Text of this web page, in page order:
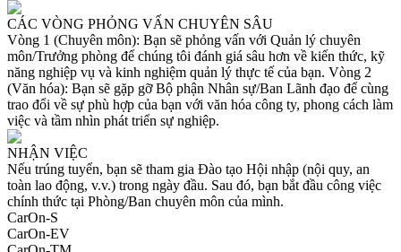
CÁC VÒNG PHỎNG VẤN CHUYÊN SÂU
Vòng 1 (Chuyên môn): Bạn sẽ phỏng vấn với Quản lý chuyên
môn/Trưởng phòng để chúng tôi đánh giá sâu hơn về kiến thức, kỹ
năng nghiệp vụ và kinh nghiệm quản lý thực tế của bạn. Vòng 2
(Văn hóa): Bạn sẽ gặp gỡ Bộ phận Nhân sự/Ban Lãnh đạo để cùng
trao đổi về sự phù hợp của bạn với văn hóa công ty, phong cách làm
việc và tầm nhìn phát triển sự nghiệp.
NHẬN VIỆC
Nếu trúng tuyển, bạn sẽ tham gia Đào tạo Hội nhập (nội quy, an
toàn lao động, v.v.) trong ngày đầu. Sau đó, bạn bắt đầu công việc
chính thức tại Phòng/Ban chuyên môn của mình.
CarOn-S
CarOn-EV